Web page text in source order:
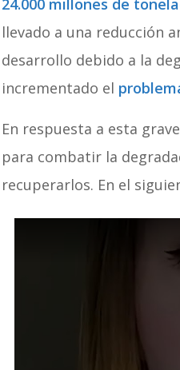
24.000 millones de
llevado a una reducción
desarrollo debido a la
incrementado el
En respuesta a esta
para combatir la
recuperarlos. En el